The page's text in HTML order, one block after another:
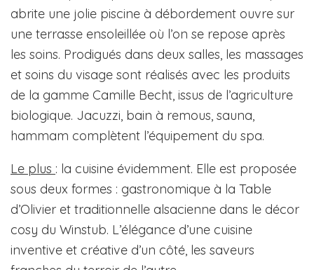
abrite une jolie piscine à débordement ouvre sur
une terrasse ensoleillée où l’on se repose après
les soins. Prodigués dans deux salles, les massages
et soins du visage sont réalisés avec les produits
de la gamme Camille Becht, issus de l’agriculture
biologique. Jacuzzi, bain à remous, sauna,
hammam complètent l’équipement du spa.
Le plus : la cuisine évidemment. Elle est proposée
sous deux formes : gastronomique à la Table
d’Olivier et traditionnelle alsacienne dans le décor
cosy du Winstub. L’élégance d’une cuisine
inventive et créative d’un côté, les saveurs